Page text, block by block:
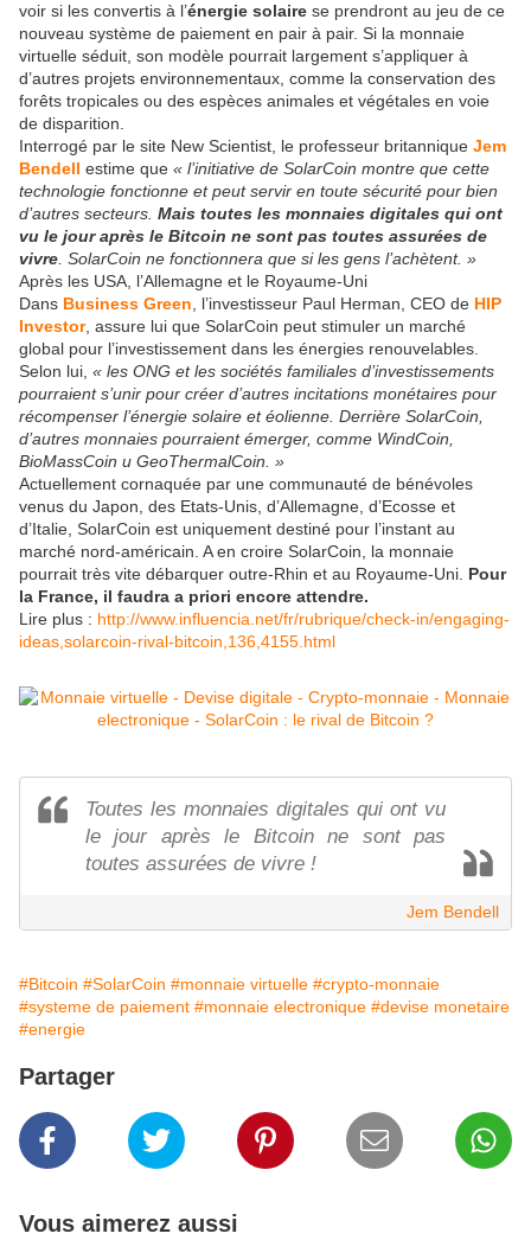
voir si les convertis à l’énergie solaire se prendront au jeu de ce
nouveau système de paiement en pair à pair. Si la monnaie
virtuelle séduit, son modèle pourrait largement s’appliquer à
d’autres projets environnementaux, comme la conservation des
forêts tropicales ou des espèces animales et végétales en voie
de disparition.
Interrogé par le site New Scientist, le professeur britannique Jem
Bendell estime que « l’initiative de SolarCoin montre que cette
technologie fonctionne et peut servir en toute sécurité pour bien
d’autres secteurs. Mais toutes les monnaies digitales qui ont
vu le jour après le Bitcoin ne sont pas toutes assurées de
vivre . SolarCoin ne fonctionnera que si les gens l’achètent. »
Après les USA, l’Allemagne et le Royaume-Uni
Dans Business Green , l’investisseur Paul Herman, CEO de HIP
Investor, assure lui que SolarCoin peut stimuler un marché
global pour l’investissement dans les énergies renouvelables.
Selon lui, « les ONG et les sociétés familiales d’investissements
pourraient s’unir pour créer d’autres incitations monétaires pour
récompenser l’énergie solaire et éolienne. Derrière SolarCoin,
d’autres monnaies pourraient émerger, comme WindCoin,
BioMassCoin u GeoThermalCoin. »
Actuellement cornaquée par une communauté de bénévoles
venus du Japon, des Etats-Unis, d’Allemagne, d’Ecosse et
d’Italie, SolarCoin est uniquement destiné pour l’instant au
marché nord-américain. A en croire SolarCoin, la monnaie
pourrait très vite débarquer outre-Rhin et au Royaume-Uni. Pour
la France, il faudra a priori encore attendre.
Lire plus : http://www.influencia.net/fr/rubrique/check-in/engaging-
ideas,solarcoin-rival-bitcoin,136,4155.html
Toutes les monnaies digitales qui ont vu
le jour après le Bitcoin ne sont pas
toutes assurées de vivre !
Jem Bendell
#Bitcoin #SolarCoin #monnaie virtuelle #crypto-monnaie
#systeme de paiement #monnaie electronique #devise monetaire
#energie
Partager
Vous aimerez aussi